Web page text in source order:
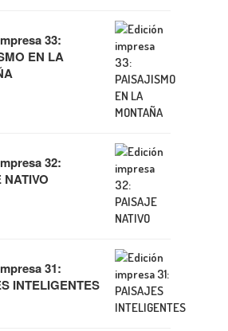
33:
EN LA
32:
NATIVO
31:
INTELIGENTES